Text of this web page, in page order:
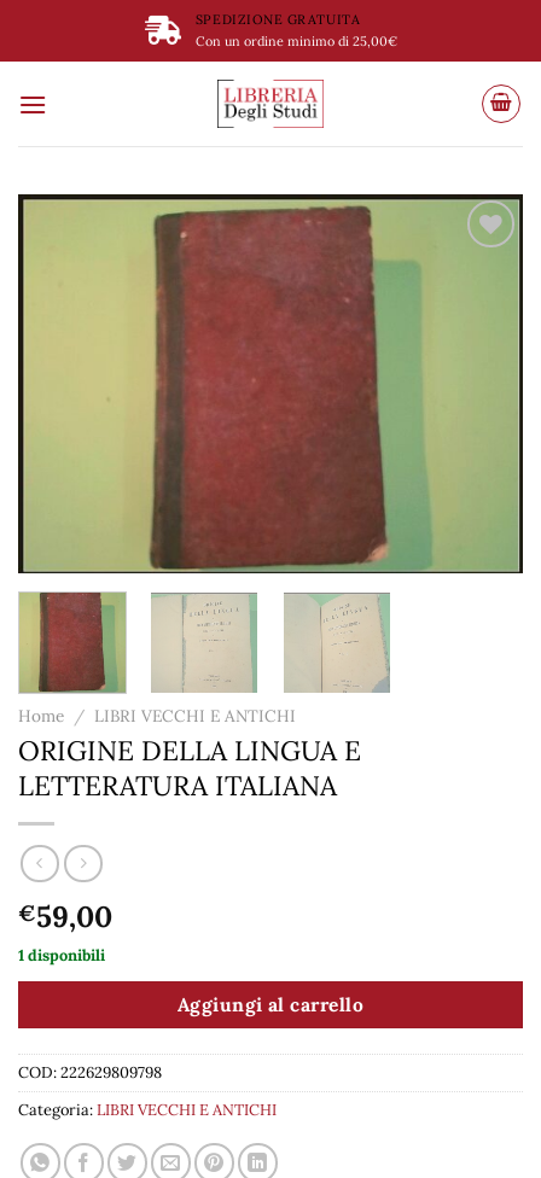
SPEDIZIONE GRATUITA
Con un ordine minimo di 25,00€
Home / LIBRI VECCHI E ANTICHI
ORIGINE DELLA LINGUA E
LETTERATURA ITALIANA
€59,00
1 disponibili
Aggiungi al carrello
COD:222629809798
Categoria:LIBRI VECCHI E ANTICHI